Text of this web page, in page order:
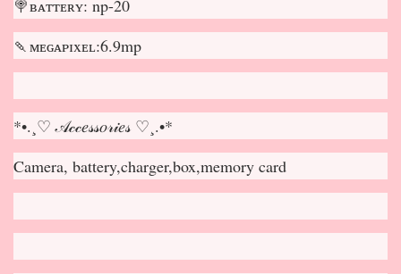
🍭ʙᴀᴛᴛᴇʀʏ: np-20
🍡ᴍᴇɢᴀᴘɪxᴇʟ:6.9mp
*•.¸♡ 𝒜𝒸𝒸𝑒𝓈𝓈𝑜𝓇𝒾𝑒𝓈 ♡¸.•*
Camera, battery,charger,box,memory card